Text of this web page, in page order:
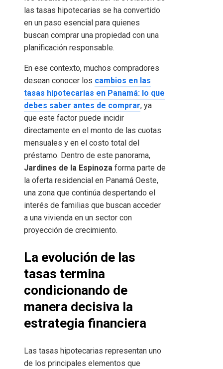
las tasas hipotecarias se ha convertido
en un paso esencial para quienes
buscan comprar una propiedad con una
planificación responsable.
En ese contexto, muchos compradores
desean conocer los cambios en las
tasas hipotecarias en Panamá: lo que
debes saber antes de comprar, ya
que este factor puede incidir
directamente en el monto de las cuotas
mensuales y en el costo total del
préstamo. Dentro de este panorama,
Jardines de la Espinoza forma parte de
la oferta residencial en Panamá Oeste,
una zona que continúa despertando el
interés de familias que buscan acceder
a una vivienda en un sector con
proyección de crecimiento.
La evolución de las
tasas termina
condicionando de
manera decisiva la
estrategia financiera
Las tasas hipotecarias representan uno
de los principales elementos que